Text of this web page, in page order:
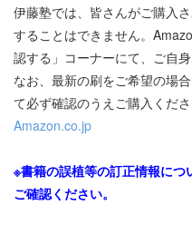
伊藤塾では、皆さんがご購入
することはできません。
認する」コーナーにて、ご自身
なお、最新の刷をご希望の場
て必ず確認のうえご購入くださ
Amazon.co.jp
※書籍の誤植等の訂正情報に
ご確認ください。